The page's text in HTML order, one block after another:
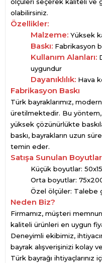
olabilirsiniz.
Özellikler:
Malzeme: Yüksek
Baskı: Fabrikasyon
Kullanım Alanları:
uygundur
Dayanıklılık: Hava
Fabrikasyon Baskı
Türk bayraklarımız,
üretilmektedir. Bu yöntem,
yüksek çözünürlükte
baskı, bayrakların uzun
temin eder.
Satışa Sunulan
Küçük boyutlar:
Orta boyutlar:
Özel ölçüler: Talebe
Neden Biz?
Firmamız, müşteri
kaliteli ürünleri en uygun
Deneyimli ekibimiz,
bayrak alışverişinizi kolay
Türk bayrağı